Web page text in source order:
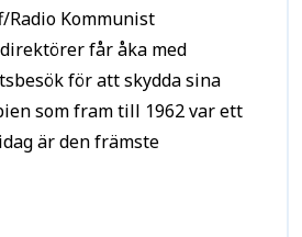
får åka med
för att skydda sina
som fram till 1962 var ett
är den främste